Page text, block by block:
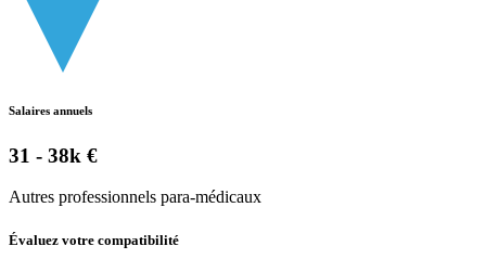
Salaires annuels
31 - 38k €
Autres professionnels para-médicaux
Évaluez votre compatibilité